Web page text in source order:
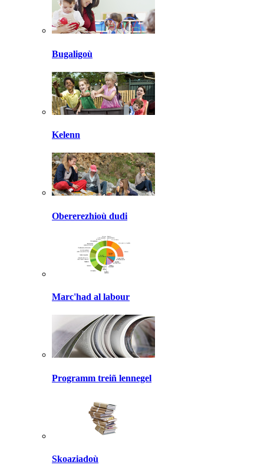
Bugaligoù
Kelenn
Obererezhioù dudi
Marc'had al labour
Programm treiñ lennegel
Skoaziadoù